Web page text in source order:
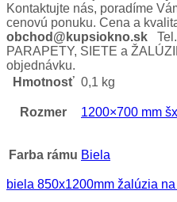
Kontaktujte nás, poradíme
cenovú ponuku. Cena a
obchod@kupsiokno.sk
PARAPETY, SIETE a
objednávku.
Hmotnosť 0,1 kg
Rozmer 1200×700 mm
Farba rámu Biela
biela 850x1200mm žalúzia na